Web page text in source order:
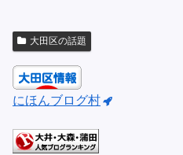
大田区の話題
にほんブログ村